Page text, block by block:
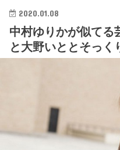
2020.01.08
中村ゆりかが似てる
と大野いととそっく